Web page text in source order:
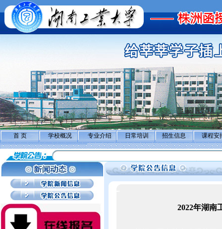
首 页 学校概况 专业介绍 日常培训 招生信息 课程安
2022年湖南